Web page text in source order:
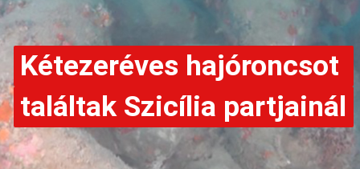
Kétezeréves hajóroncsot
találtak Szicília partjainál
Kétezeréves hajóroncsot
találtak Szicília partjainál